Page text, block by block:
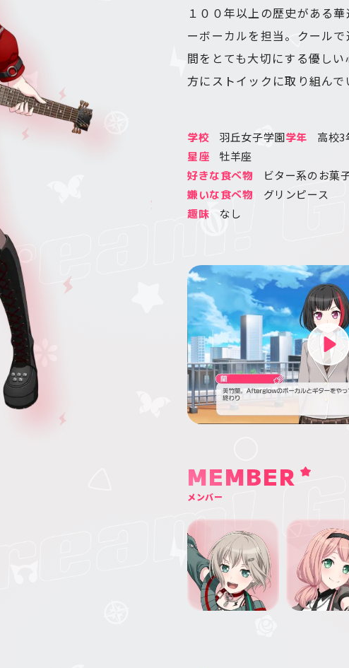
１００年以上の歴史がある
ーボーカルを担当。クール
間をとても大切にする優し
方にストイックに取り組んで
学校 羽丘女子学園学年 高校3
星座
牡羊座
好きな食べ物
ビター系のお菓
嫌いな食べ物
グリンピース
趣味
なし
MEMBER
メンバー